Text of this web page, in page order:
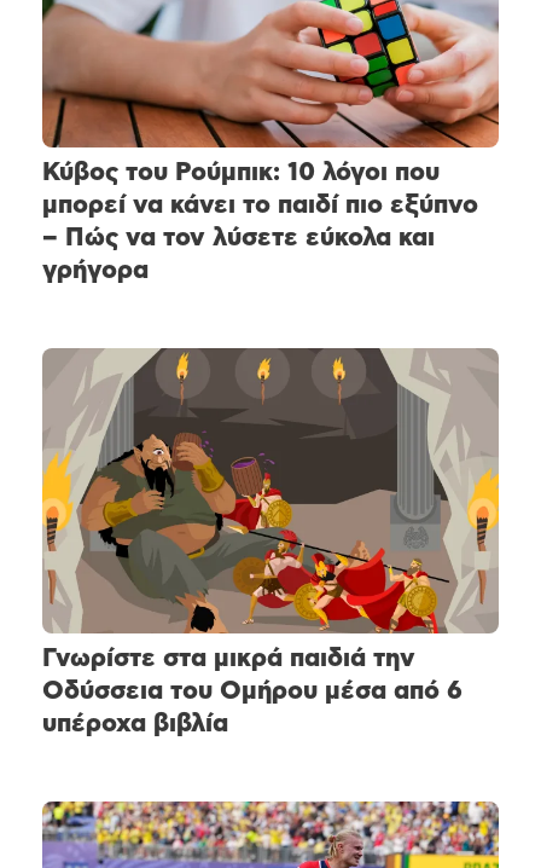
Κύβος του Ρούμπικ: 10 λόγοι που
μπορεί να κάνει το παιδί πιο εξύπνο
– Πώς να τον λύσετε εύκολα και
γρήγορα
Γνωρίστε στα μικρά παιδιά την
Οδύσσεια του Ομήρου μέσα από 6
υπέροχα βιβλία